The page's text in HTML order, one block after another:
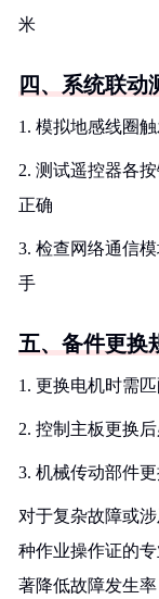
米
四、系统联动
1. 模拟地感线圈
2. 测试遥控器各
正确
3. 检查网络通信
手
五、备件更换
1. 更换电机时需
2. 控制主板更换
3. 机械传动部件
对于复杂故障或
种作业操作证的
著降低故障发生